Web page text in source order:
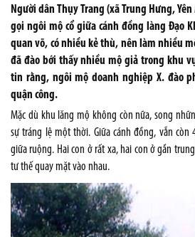
Người dân Thụy Trang (xã Trung Hưng,
gọi ngôi mộ cổ giữa cánh đồng làng Đạo
quan võ, có nhiều kẻ thù, nên làm nhiều
đã đào bới thấy nhiều mộ giả trong khu
tin rằng, ngôi mộ doanh nghiệp X. đào
quận công.
Mặc dù khu lăng mộ không còn nữa, song
sự tráng lệ một thời. Giữa cánh đồng, vẫn
giữa ruộng. Hai con ở rất xa, hai con ở gần
tư thế quay mặt vào nhau.